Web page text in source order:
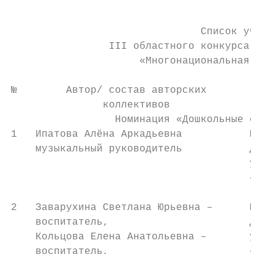
Список
III областного конкурса
«Многонациональная
№        Автор/ состав авторских
               коллективов
Номинация «Дошкольные
1   Ипатова Алёна Аркадьевна
музыкальный руководитель
2   Заварухина Светлана Юрьевна –
воспитатель,
Кольцова Елена Анатольевна –
воспитатель,